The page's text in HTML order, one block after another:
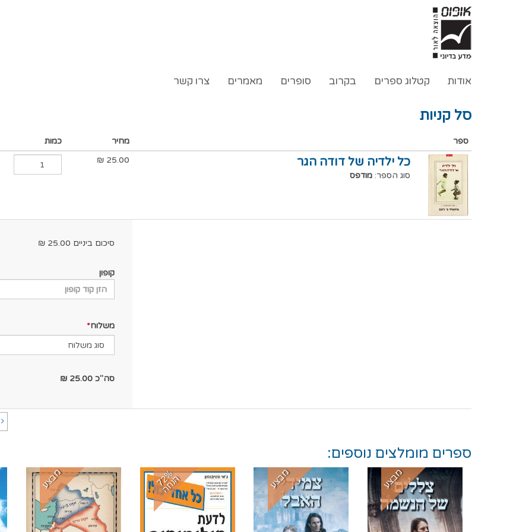
אודות קטלוג ספרים בקרוב סופרים מאמרים צרו קשר
סל קניות
ספר מחיר כמות
כל ילדיה של דודה הגר
סוג הספר:מודפס
25.00
₪
סיכום ביניים 25.00
₪
קופון
משלוח
סה"כ 25.00
₪
ספרים מומלצים נוספים:
מבצע מבצע 7
2
%
ה
נ
ח
ה מבצע